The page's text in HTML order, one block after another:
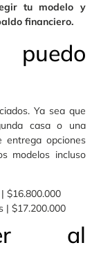
tu modelo y
financiero.
Ya sea que
casa o una
entrega opciones
modelos incluso
$16.800.000
| $17.200.000
al